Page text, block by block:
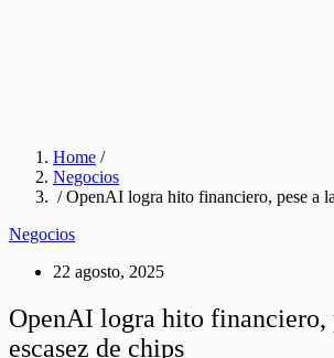
Home /
Negocios
/ OpenAI logra hito financiero, pese a
Negocios
22 agosto, 2025
OpenAI logra hito financiero,
escasez de chips